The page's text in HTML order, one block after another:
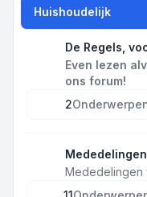
Huishoudelijk
De Regels,
Even lezen
ons forum!
2
Mededelingen
Mededelingen